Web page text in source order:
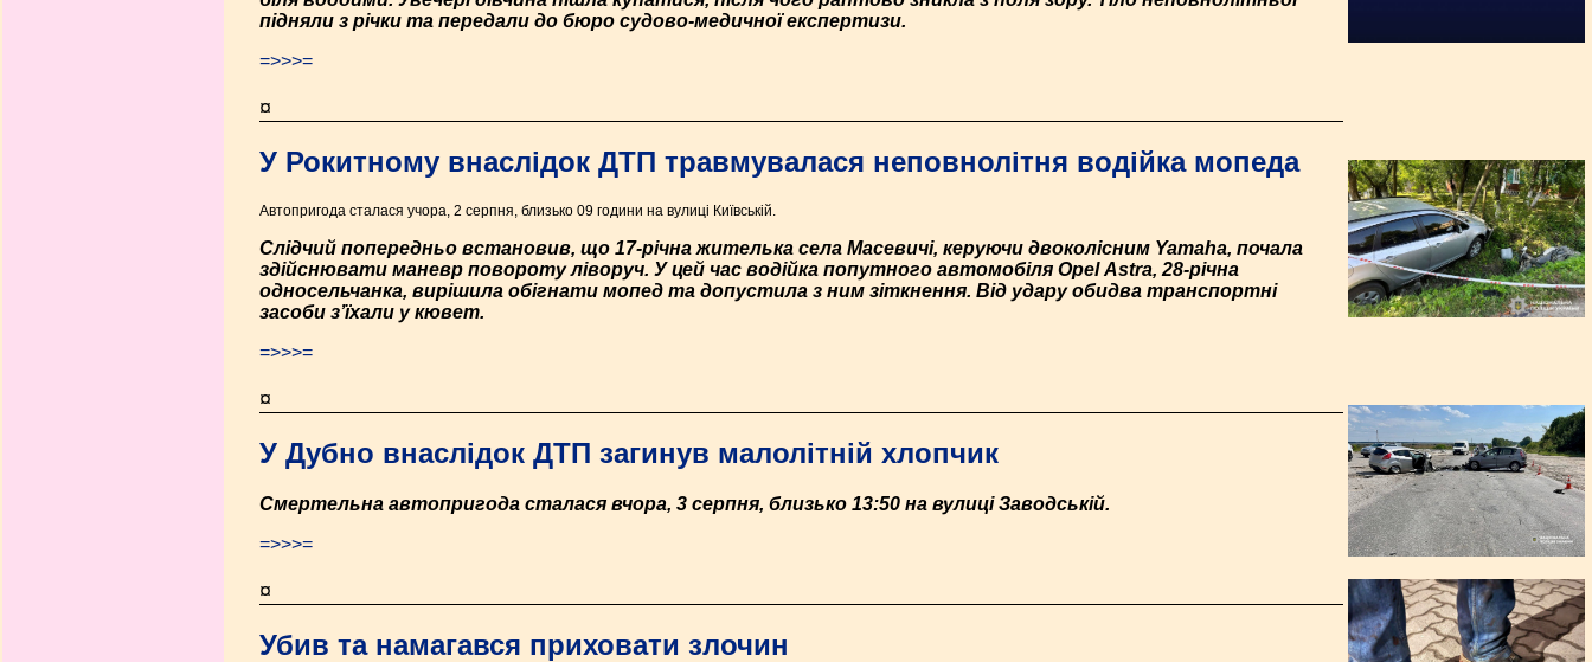
підняли з річки та передали до бюро судово-медичної експертизи.
=>>>=
¤
У Рокитному внаслідок ДТП травмувалася неповнолітня водійка мопеда
Автопригода сталася учора, 2 серпня, близько 09 години на вулиці Київській.
Слідчий попередньо встановив, що 17-річна жителька села Масевичі, керуючи двоколісним Yamaha, почала
здійснювати маневр повороту ліворуч. У цей час водійка попутного автомобіля Оpеl Аstrа, 28-річна
односельчанка, вирішила обігнати мопед та допустила з ним зіткнення. Від удару обидва транспортні
засоби з’їхали у кювет.
=>>>=
¤
У Дубно внаслідок ДТП загинув малолітній хлопчик
Смертельна автопригода сталася вчора, 3 серпня, близько 13:50 на вулиці Заводській.
=>>>=
¤
Убив та намагався приховати злочин